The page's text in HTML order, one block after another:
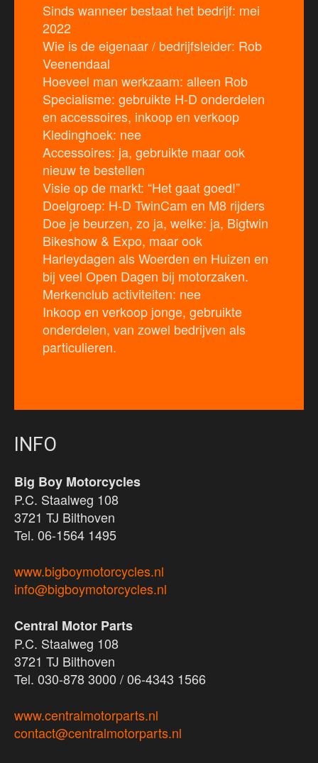
Sinds wanneer bestaat het bedrijf: mei
2022
Wie is de eigenaar / bedrijfsleider: Rob
Veenendaal
Hoeveel man werkzaam: alleen Rob
Specialisme: gebruikte H-D onderdelen
en accessoires, inkoop en verkoop
Kledinghoek: nee
Accessoires: ja, gebruikte maar ook
nieuw te bestellen
Visie op de markt: “Het gaat goed!”
Doelgroep: H-D TwinCam en M8 rijders
Doe je beurzen, zo ja, welke: ja, Bigtwin
Bikeshow & Expo, maar ook
Harleydagen als Woerden en Huizen en
bij veel Open Dagen bij motorzaken.
Merkenclub activiteiten: nee
Inkoop en verkoop jonge, gebruikte
onderdelen, van zowel bedrijven als
particulieren.
INFO
Big Boy Motorcycles
P.C. Staalweg 108
3721 TJ Bilthoven
Tel. 06-1564 1495
www.bigboymotorcycles.nl
info@bigboymotorcycles.nl
Central Motor Parts
P.C. Staalweg 108
3721 TJ Bilthoven
Tel. 030-878 3000 / 06-4343 1566
www.centralmotorparts.nl
contact@centralmotorparts.nl